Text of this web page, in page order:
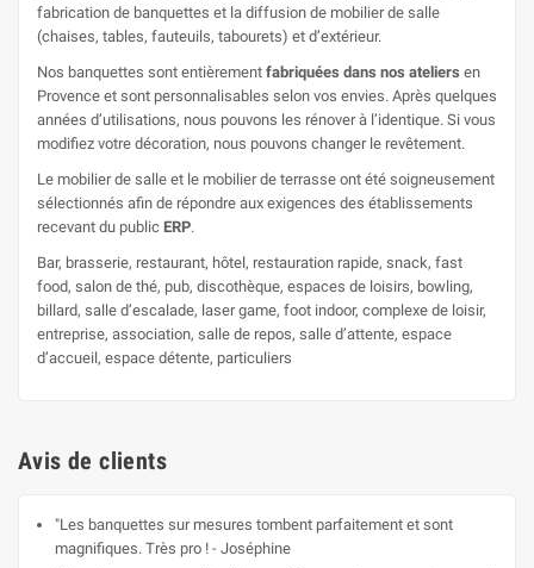
fabrication de banquettes et la diffusion de mobilier de salle
(chaises, tables, fauteuils, tabourets) et d’extérieur.
Nos banquettes sont entièrement fabriquées dans nos ateliers en
Provence et sont personnalisables selon vos envies. Après quelques
années d’utilisations, nous pouvons les rénover à l’identique. Si vous
modifiez votre décoration, nous pouvons changer le revêtement.
Le mobilier de salle et le mobilier de terrasse ont été soigneusement
sélectionnés afin de répondre aux exigences des établissements
recevant du public ERP.
Bar, brasserie, restaurant, hôtel, restauration rapide, snack, fast
food, salon de thé, pub, discothèque, espaces de loisirs, bowling,
billard, salle d’escalade, laser game, foot indoor, complexe de loisir,
entreprise, association, salle de repos, salle d’attente, espace
d’accueil, espace détente, particuliers
Avis de clients
"Les banquettes sur mesures tombent parfaitement et sont
magnifiques. Très pro ! - Joséphine